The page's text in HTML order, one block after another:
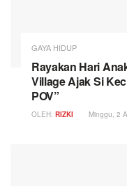
GAYA HIDUP
Rayakan Hari
Village Ajak Si
POV”
OLEH: RIZKI Minggu, 2